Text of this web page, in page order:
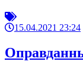
15.04.2021 23:24